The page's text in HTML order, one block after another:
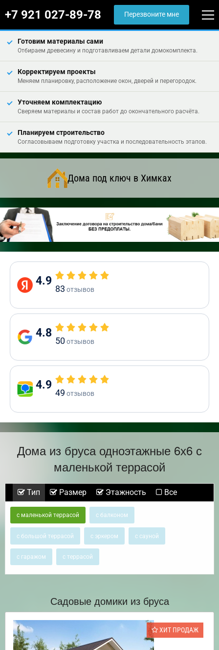
+7 921 027-89-78 Перезвоните мне
Готовим материалы сами
Отбираем древесину и подготавливаем детали домокомплекта.
Корректируем проекты
Меняем планировку, расположение окон, дверей и перегородок.
Уточняем комплектацию
Сверяем материалы и состав работ до окончательного расчёта.
Планируем строительство
Согласовываем подготовку участка и последовательность этапов.
Дома под ключ в Химках
4.9
83 отзывов
4.8
50отзывов
4.9
49 отзывов
Дома из бруса одноэтажные 6х6 с
маленькой террасой
Тип Размер Этажность Все
с маленькой террасой с балконом
с большой террасой с эркером с сауной
с гаражом с террасой
Садовые домики из бруса
ХИТ ПРОДАЖ